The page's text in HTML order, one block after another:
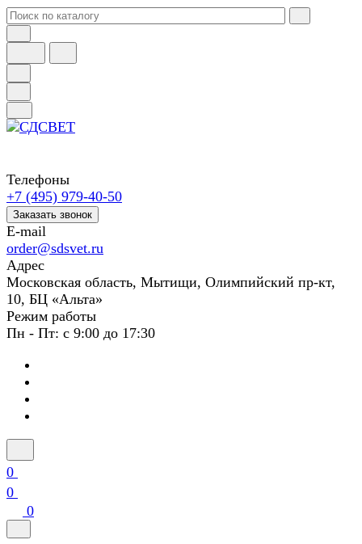
Телефоны
+7 (495) 979-40-50
Заказать звонок
E-mail
order@sdsvet.ru
Адрес
Московская область, Мытищи, Олимпийский пр-кт,
10, БЦ «Альта»
Режим работы
Пн - Пт: с 9:00 до 17:30
0
0
0